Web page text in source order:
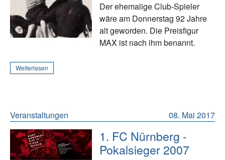
Der ehemalige Club-Spieler
wäre am Donnerstag 92 Jahre
alt geworden. Die Preisfigur
MAX ist nach ihm benannt.
Weiterlesen
08. Mai 2017
Veranstaltungen
1. FC Nürnberg -
Pokalsieger 2007